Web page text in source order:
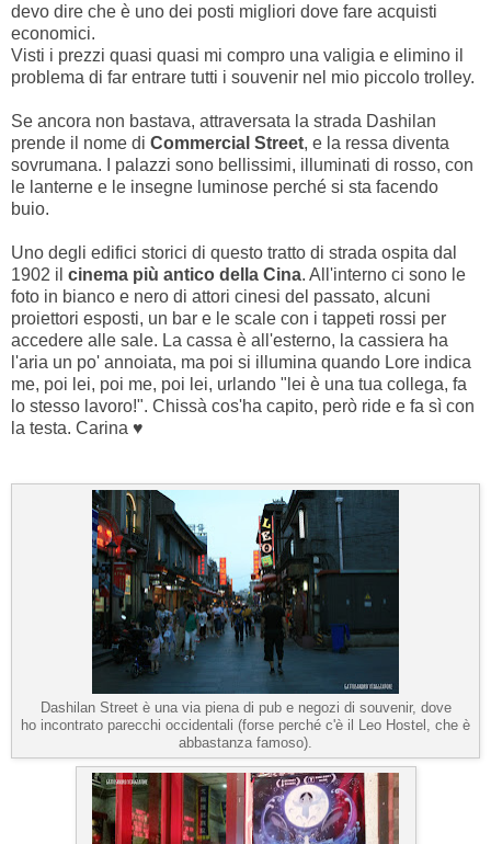
devo dire che è uno dei posti migliori dove fare acquisti
economici.
Visti i prezzi quasi quasi mi compro una valigia e elimino il
problema di far entrare tutti i souvenir nel mio piccolo trolley.
Se ancora non bastava, attraversata la strada Dashilan
prende il nome di Commercial Street, e la ressa diventa
sovrumana. I palazzi sono bellissimi, illuminati di rosso, con
le lanterne e le insegne luminose perché si sta facendo
buio.
Uno degli edifici storici di questo tratto di strada ospita dal
1902 il cinema più antico della Cina. All'interno ci sono le
foto in bianco e nero di attori cinesi del passato, alcuni
proiettori esposti, un bar e le scale con i tappeti rossi per
accedere alle sale. La cassa è all'esterno, la cassiera ha
l'aria un po' annoiata, ma poi si illumina quando Lore indica
me, poi lei, poi me, poi lei, urlando "lei è una tua collega, fa
lo stesso lavoro!". Chissà cos'ha capito, però ride e fa sì con
la testa. Carina ♥
Dashilan Street è una via piena di pub e negozi di souvenir, dove
ho incontrato parecchi occidentali (forse perché c'è il Leo Hostel, che è
abbastanza famoso).